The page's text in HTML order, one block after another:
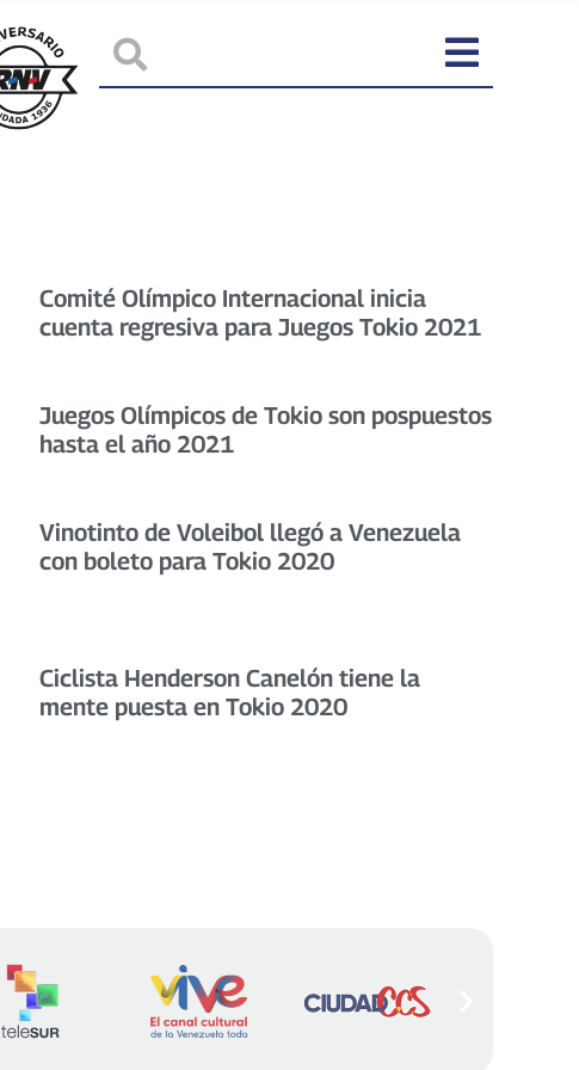
Comité Olímpico Internacional inicia
cuenta regresiva para Juegos Tokio 2021
Juegos Olímpicos de Tokio son pospuestos
hasta el año 2021
Vinotinto de Voleibol llegó a Venezuela
con boleto para Tokio 2020
Ciclista Henderson Canelón tiene la
mente puesta en Tokio 2020